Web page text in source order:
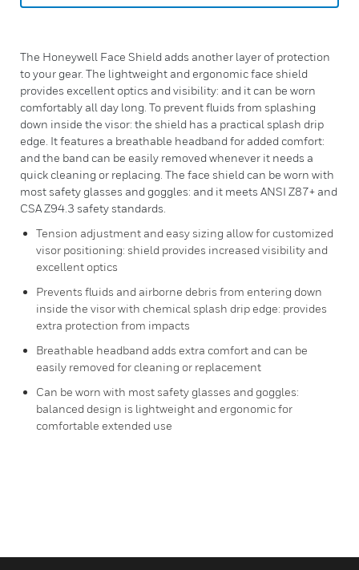
The Honeywell Face Shield adds another layer of protection
to your gear. The lightweight and ergonomic face shield
provides excellent optics and visibility: and it can be worn
comfortably all day long. To prevent fluids from splashing
down inside the visor: the shield has a practical splash drip
edge. It features a breathable headband for added comfort:
and the band can be easily removed whenever it needs a
quick cleaning or replacing. The face shield can be worn with
most safety glasses and goggles: and it meets ANSI Z87+ and
CSA Z94.3 safety standards.
Tension adjustment and easy sizing allow for customized
visor positioning: shield provides increased visibility and
excellent optics
Prevents fluids and airborne debris from entering down
inside the visor with chemical splash drip edge: provides
extra protection from impacts
Breathable headband adds extra comfort and can be
easily removed for cleaning or replacement
Can be worn with most safety glasses and goggles:
balanced design is lightweight and ergonomic for
comfortable extended use